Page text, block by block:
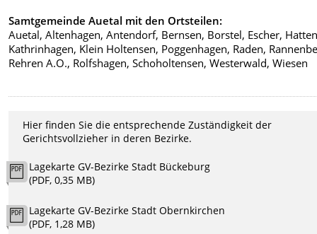
Samtgemeinde Auetal mit den Ortsteilen:
Auetal, Altenhagen, Antendorf, Bernsen, Borstel, Escher,
Kathrinhagen, Klein Holtensen, Poggenhagen, Raden,
Rehren A.O., Rolfshagen, Schoholtensen, Westerwald, Wiesen
Hier finden Sie die entsprechende Zuständigkeit der
Gerichtsvollzieher in deren Bezirke.
Lagekarte GV-Bezirke Stadt Bückeburg
(PDF, 0,35 MB)
Lagekarte GV-Bezirke Stadt Obernkirchen
(PDF, 1,28 MB)